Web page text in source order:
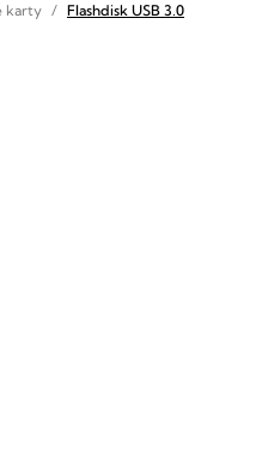
karty Flashdisk USB 3.0